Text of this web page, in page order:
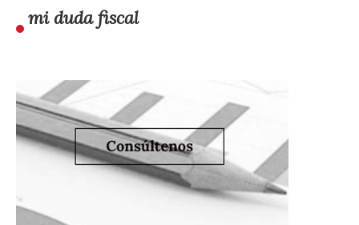
mi duda fiscal